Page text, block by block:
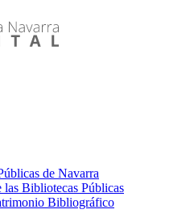
de Navarra
las Bibliotecas Públicas
Bibliográfico